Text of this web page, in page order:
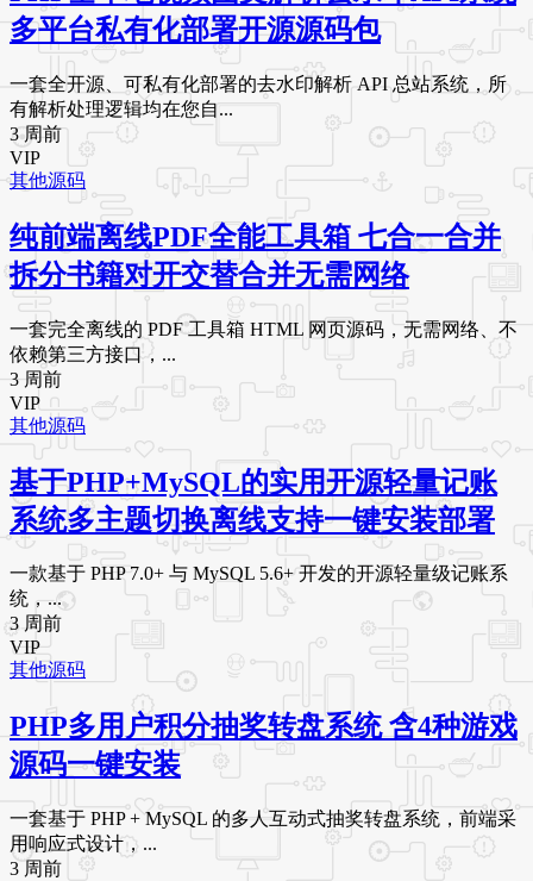
多平台私有化部署开源源码包
一套全开源、可私有化部署的去水印解析 API 总站系统，所
有解析处理逻辑均在您自...
3 周前
VIP
其他源码
纯前端离线PDF全能工具箱 七合一合并
拆分书籍对开交替合并无需网络
一套完全离线的 PDF 工具箱 HTML 网页源码，无需网络、不
依赖第三方接口，...
3 周前
VIP
其他源码
基于PHP+MySQL的实用开源轻量记账
系统多主题切换离线支持一键安装部署
一款基于 PHP 7.0+ 与 MySQL 5.6+ 开发的开源轻量级记账系
统，...
3 周前
VIP
其他源码
PHP多用户积分抽奖转盘系统 含4种游戏
源码一键安装
一套基于 PHP + MySQL 的多人互动式抽奖转盘系统，前端采
用响应式设计，...
3 周前